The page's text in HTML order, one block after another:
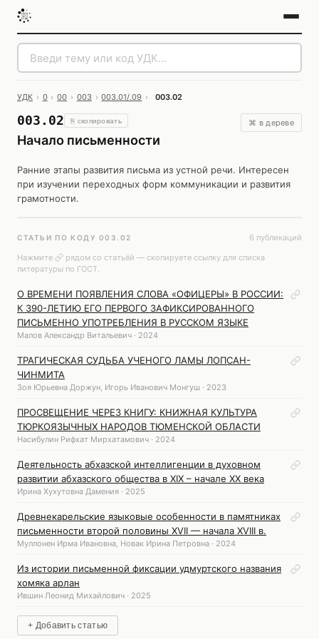
УДК › 0 › 00 › 003 › 003.01/.09 › 003.02
003.02 ⎘ скопировать
Начало письменности
⌘ в дереве
Ранние этапы развития письма из устной речи. Интересен
при изучении переходных форм коммуникации и развития
грамотности.
СТАТЬИ ПО КОДУ 003.02
6 публикаций
Нажмите
рядом со статьёй — скопируете ссылку для списка
литературы по ГОСТ.
О ВРЕМЕНИ ПОЯВЛЕНИЯ СЛОВА «ОФИЦЕРЫ» В РОССИИ:
К 390-ЛЕТИЮ ЕГО ПЕРВОГО ЗАФИКСИРОВАННОГО
ПИСЬМЕННО УПОТРЕБЛЕНИЯ В РУССКОМ ЯЗЫКЕ
Малов Александр Витальевич · 2024
ТРАГИЧЕСКАЯ СУДЬБА УЧЕНОГО ЛАМЫ ЛОПСАН-
ЧИНМИТА
Зоя Юрьевна Доржун, Игорь Иванович Монгуш · 2023
ПРОСВЕЩЕНИЕ ЧЕРЕЗ КНИГУ: КНИЖНАЯ КУЛЬТУРА
ТЮРКОЯЗЫЧНЫХ НАРОДОВ ТЮМЕНСКОЙ ОБЛАСТИ
Насибулин Рифхат Мирхатамович · 2024
Деятельность абхазской интеллигенции в духовном
развитии абхазского общества в XIX – начале XX века
Ирина Хухутовна Дамения · 2025
Древнекарельские языковые особенности в памятниках
письменности второй половины XVII — начала XVIII в.
Муллонен Ирма Ивановна, Новак Ирина Петровна · 2024
Из истории письменной фиксации удмуртского названия
хомяка арлан
Ившин Леонид Михайлович · 2025
+ Добавить статью